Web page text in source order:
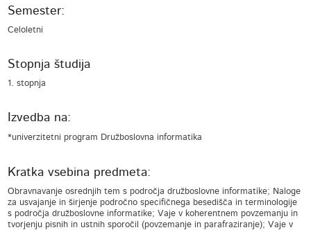
Semester:
Celoletni
Stopnja študija
1. stopnja
Izvedba na:
*univerzitetni program Družboslovna informatika
Kratka vsebina predmeta:
Obravnavanje osrednjih tem s področja družboslovne informatike; Naloge
za usvajanje in širjenje področno specifičnega besedišča in terminologije
s področja družboslovne informatike; Vaje v koherentnem povzemanju in
tvorjenju pisnih in ustnih sporočil (povzemanje in parafraziranje); Vaje v